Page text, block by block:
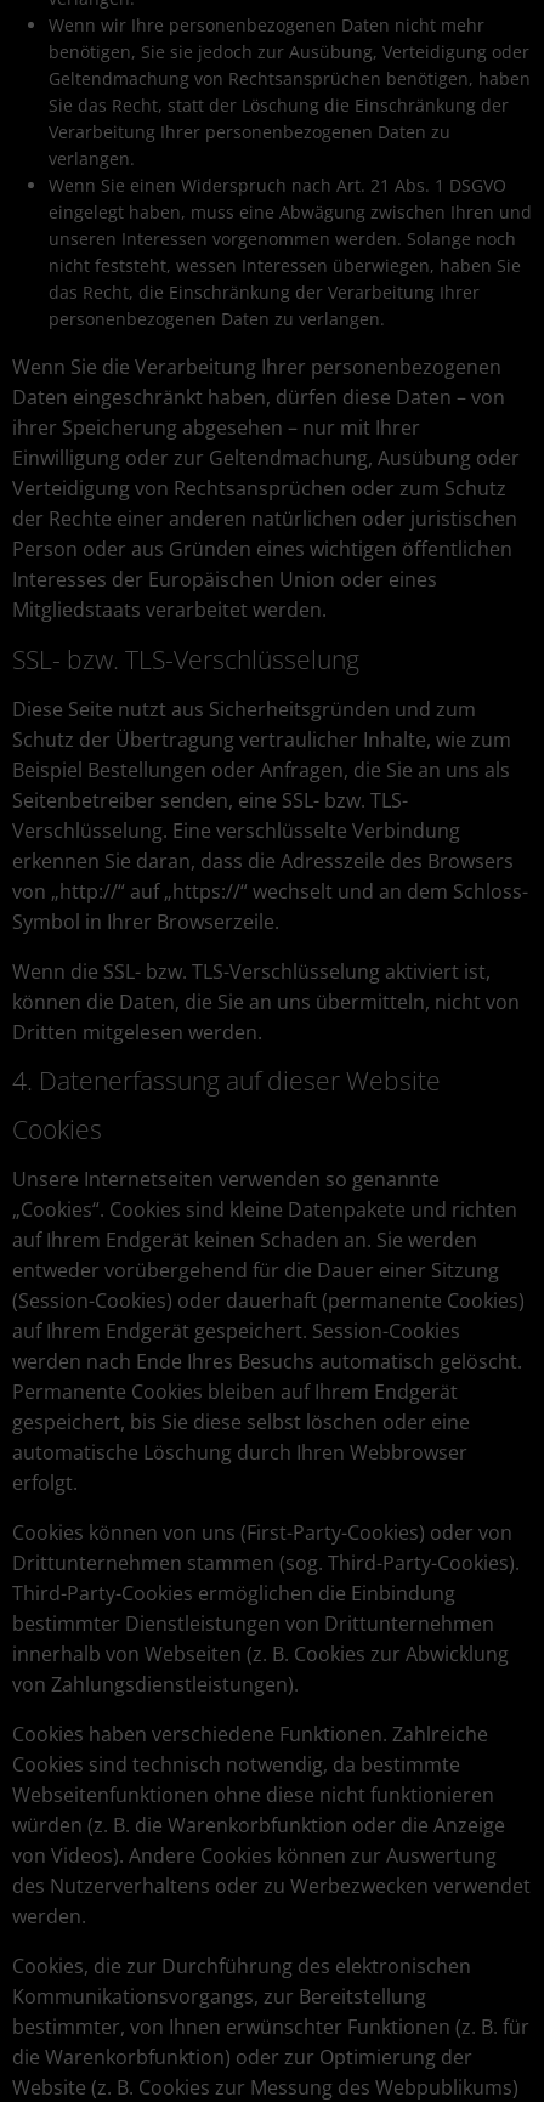
Wenn wir Ihre personenbezogenen Daten nicht mehr
benötigen, Sie sie jedoch zur Ausübung, Verteidigung oder
Geltendmachung von Rechtsansprüchen benötigen, haben
Sie das Recht, statt der Löschung die Einschränkung der
Verarbeitung Ihrer personenbezogenen Daten zu
verlangen.
Wenn Sie einen Widerspruch nach Art. 21 Abs. 1 DSGVO
eingelegt haben, muss eine Abwägung zwischen Ihren und
unseren Interessen vorgenommen werden. Solange noch
nicht feststeht, wessen Interessen überwiegen, haben Sie
das Recht, die Einschränkung der Verarbeitung Ihrer
personenbezogenen Daten zu verlangen.
Wenn Sie die Verarbeitung Ihrer personenbezogenen
Daten eingeschränkt haben, dürfen diese Daten – von
ihrer Speicherung abgesehen – nur mit Ihrer
Einwilligung oder zur Geltendmachung, Ausübung oder
Verteidigung von Rechtsansprüchen oder zum Schutz
der Rechte einer anderen natürlichen oder juristischen
Person oder aus Gründen eines wichtigen öffentlichen
Interesses der Europäischen Union oder eines
Mitgliedstaats verarbeitet werden.
SSL- bzw. TLS-Verschlüsselung
Diese Seite nutzt aus Sicherheitsgründen und zum
Schutz der Übertragung vertraulicher Inhalte, wie zum
Beispiel Bestellungen oder Anfragen, die Sie an uns als
Seitenbetreiber senden, eine SSL- bzw. TLS-
Verschlüsselung. Eine verschlüsselte Verbindung
erkennen Sie daran, dass die Adresszeile des Browsers
von „http://“ auf „https://“ wechselt und an dem Schloss-
Symbol in Ihrer Browserzeile.
Wenn die SSL- bzw. TLS-Verschlüsselung aktiviert ist,
können die Daten, die Sie an uns übermitteln, nicht von
Dritten mitgelesen werden.
4. Datenerfassung auf dieser Website
Cookies
Unsere Internetseiten verwenden so genannte
„Cookies“. Cookies sind kleine Datenpakete und richten
auf Ihrem Endgerät keinen Schaden an. Sie werden
entweder vorübergehend für die Dauer einer Sitzung
(Session-Cookies) oder dauerhaft (permanente Cookies)
auf Ihrem Endgerät gespeichert. Session-Cookies
werden nach Ende Ihres Besuchs automatisch gelöscht.
Permanente Cookies bleiben auf Ihrem Endgerät
gespeichert, bis Sie diese selbst löschen oder eine
automatische Löschung durch Ihren Webbrowser
erfolgt.
Cookies können von uns (First-Party-Cookies) oder von
Drittunternehmen stammen (sog. Third-Party-Cookies).
Third-Party-Cookies ermöglichen die Einbindung
bestimmter Dienstleistungen von Drittunternehmen
innerhalb von Webseiten (z. B. Cookies zur Abwicklung
von Zahlungsdienstleistungen).
Cookies haben verschiedene Funktionen. Zahlreiche
Cookies sind technisch notwendig, da bestimmte
Webseitenfunktionen ohne diese nicht funktionieren
würden (z. B. die Warenkorbfunktion oder die Anzeige
von Videos). Andere Cookies können zur Auswertung
des Nutzerverhaltens oder zu Werbezwecken verwendet
werden.
Cookies, die zur Durchführung des elektronischen
Kommunikationsvorgangs, zur Bereitstellung
bestimmter, von Ihnen erwünschter Funktionen (z. B. für
die Warenkorbfunktion) oder zur Optimierung der
Website (z. B. Cookies zur Messung des Webpublikums)